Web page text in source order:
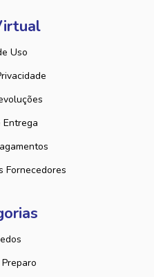
Uso
Entrega
Fornecedores